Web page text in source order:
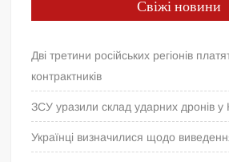
Свіжі новини
Дві третини російських регіонів
контрактників
ЗСУ уразили склад ударних дронів у
Українці визначилися щодо